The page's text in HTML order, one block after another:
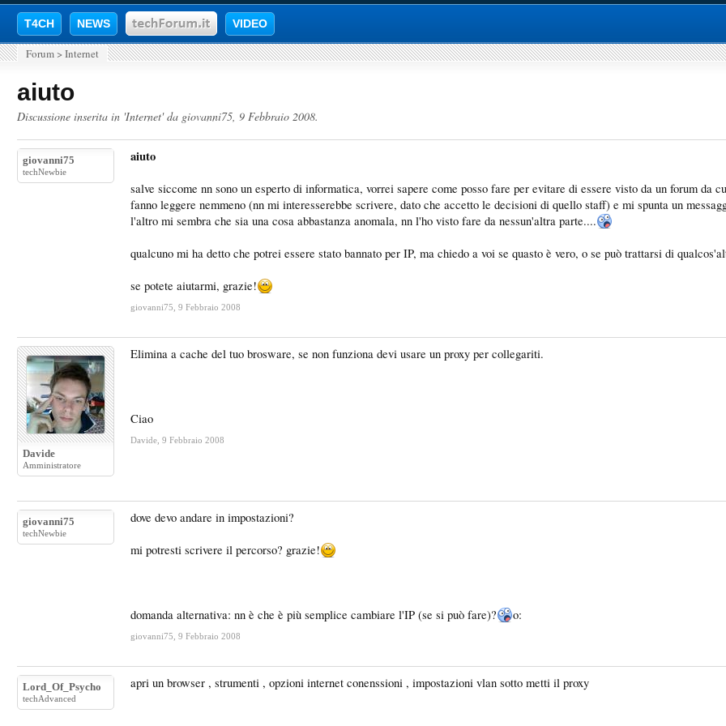
T4CH NEWS VIDEO
Forum > Internet
aiuto
Discussione inserita in 'Internet' da giovanni75, 9 Febbraio 2008.
giovanni75
techNewbie
aiuto
salve siccome nn sono un esperto di informatica, vorrei sapere come posso fare per evitare di essere visto da un forum da
fanno leggere nemmeno (nn mi interesserebbe scrivere, dato che accetto le decisioni di quello staff) e mi spunta un
l'altro mi sembra che sia una cosa abbastanza anomala, nn l'ho visto fare da nessun'altra parte....
qualcuno mi ha detto che potrei essere stato bannato per IP, ma chiedo a voi se quasto è vero, o se può trattarsi di
se potete aiutarmi, grazie!
giovanni75 9 Febbraio 2008
Davide
Amministratore
Elimina a cache del tuo brosware, se non funziona devi usare un proxy per collegariti.
Ciao
Davide 9 Febbraio 2008
giovanni75
techNewbie
dove devo andare in impostazioni?
mi potresti scrivere il percorso? grazie!
domanda alternativa: nn è che è più semplice cambiare l'IP (se si può fare)? o:
giovanni75 9 Febbraio 2008
Lord_Of_Psycho
techAdvanced
apri un browser , strumenti , opzioni internet conenssioni , impostazioni vlan sotto metti il proxy